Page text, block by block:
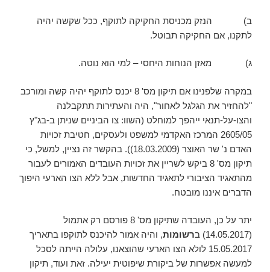
ב) הנזק מכניסת החקיקה לתוקף, ככל שקשה יהיה
לתקנו, אם החקיקה תבוטל.
ג) מאזן הנוחות היחסי – למי הוא נוטה.
במקרה שלפנינו אם תיקון מס' 8 יכנס לתוקף יהיה קשה ומורכב
"להחזיר את הגלגל לאחור", היה והעתירות תתקבלנה
והצו-על-תנאי ייהפך למוחלט (השוו: צו הביניים שניתן ב-בג"ץ
2605/05 המרכז האקדמי למשפט ולעסקים, חטיבת זכויות
האדם נ' שר האוצר (18.03.2009)). בהקשר זה נציין, למשל, כי
תיקון מס' 8 ביקש לשריין את זכויות העובדים האמורים לעבור
מהתאגיד הציבורי לתאגיד החדשות, אבל ללא הצו הארעי היפוך
הדברים איננו מובטח.
יתר על כן, העובדה שתיקון מס' 8 פורסם רק אתמול
(14.05.2017) ב
רשומות, והיה אמור להיכנס לתוקפו בתאריך
15.05.2017 לולא הצו הארעי שהוצאנו, עלולה הייתה לסכל
למעשה אפשרות של ביקורת שיפוטית יעילה. זאת ועוד, תיקון